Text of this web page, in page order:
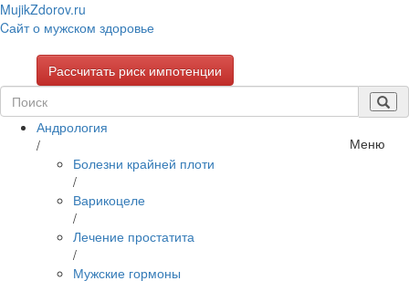
MujikZdorov.ru
Cайт о мужском здоровье
Рассчитать риск импотенции
Меню
Андрология
/
Болезни крайней плоти
/
Варикоцеле
/
Лечение простатита
/
Мужские гормоны